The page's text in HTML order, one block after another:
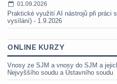
01.09.2026
Praktické využití AI nástrojů při práci
vysílání) - 1.9.2026
ONLINE KURZY
Vnosy ze SJM a vnosy do SJM a
Nejvyššího soudu a Ústavního soudu